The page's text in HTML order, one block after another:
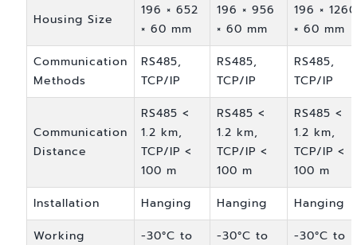
Housing Size
196 × 652
× 60 mm
196 × 956
× 60 mm
196 × 1260
× 60 mm
Communication
Methods
RS485,
TCP/IP
RS485,
TCP/IP
RS485,
TCP/IP
Communication
Distance
RS485 <
1.2 km,
TCP/IP <
100 m
RS485 <
1.2 km,
TCP/IP <
100 m
RS485 <
1.2 km,
TCP/IP <
100 m
Installation
Hanging Hanging
Hanging
Working
-30°C to
-30°C to
-30°C to